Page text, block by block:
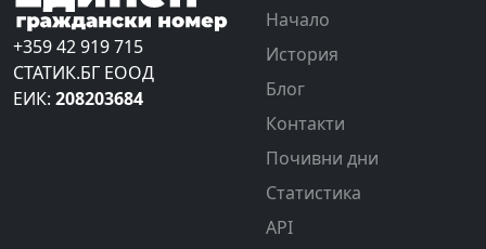
+359 42 919 715
СТАТИК.БГ ЕООД
ЕИК: 208203684
Начало
История
Блог
Контакти
Почивни дни
Статистика
API